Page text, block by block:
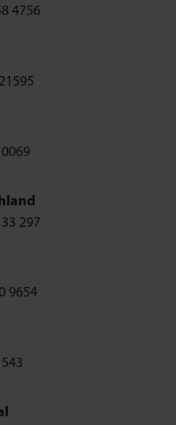
4756
297
9654